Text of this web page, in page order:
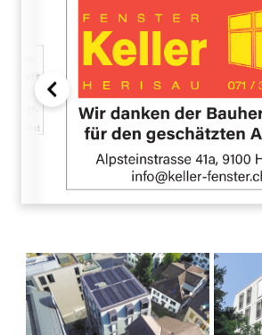
Das Gebäude auf dem
minimalen Grundstück
passt sich perfekt in die
Das
wirkt